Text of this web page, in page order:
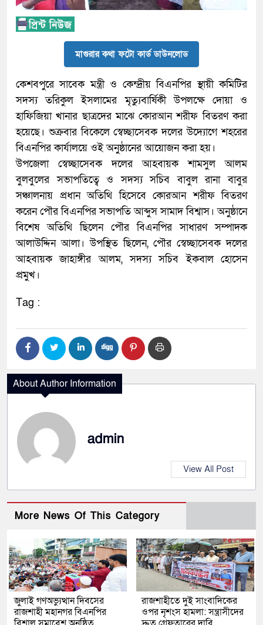
মাগুরার কথা ফটো কার্ড ডাউনলোড
কেশবপুরে সাবেক মন্ত্রী ও কেন্দ্রীয় বিএনপির স্থায়ী কমিটির
সদস্য তরিকুল ইসলামের মৃত্যুবার্ষিকী উপলক্ষে দোয়া ও
হাফিজিয়া খানার ছাত্রদের মাঝে কোরআন শরীফ বিতরণ করা
হয়েছে। শুক্রবার বিকেলে স্বেচ্ছাসেবক দলের উদ্যোগে শহরের
বিএনপির কার্যালয়ে ওই অনুষ্ঠানের আয়োজন করা হয়।
উপজেলা স্বেচ্ছাসেবক দলের আহবায়ক শামসুল আলম
বুলবুলের সভাপতিত্বে ও সদস্য সচিব বাবুল রানা বাবুর
সঞ্চালনায় প্রধান অতিথি হিসেবে কোরআন শরীফ বিতরণ
করেন পৌর বিএনপির সভাপতি আব্দুস সামাদ বিশ্বাস। অনুষ্ঠানে
বিশেষ অতিথি ছিলেন পৌর বিএনপির সাধারণ সম্পাদক
আলাউদ্দিন আলা। উপস্থিত ছিলেন, পৌর স্বেচ্ছাসেবক দলের
আহবায়ক জাহাঙ্গীর আলম, সদস্য সচিব ইকবাল হোসেন
প্রমুখ।
Tag :
About Author Information
admin
View All Post
More News Of This Category
জুলাই গণঅভ্যুত্থান দিবসের
রাজশাহী মহানগর বিএনপির
রাজশাহীতে দুই সাংবাদিকের
ওপর নৃশংস হামলা: সন্ত্রাসীদের